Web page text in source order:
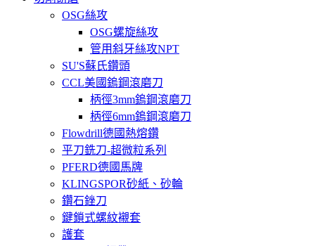
OSG絲攻
OSG螺旋絲攻
管用斜牙絲攻NPT
SU'S蘇氏鑽頭
CCL美國鎢鋼滾磨刀
柄徑3mm鎢鋼滾磨刀
柄徑6mm鎢鋼滾磨刀
Flowdrill德國熱熔鑽
平刀銑刀-超微粒系列
PFERD德國馬牌
KLINGSPOR砂紙、砂輪
鑽石銼刀
鍵鎖式螺紋襯套
護套